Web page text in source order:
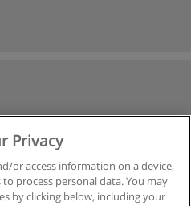
Privacy
or access information on a device,
process personal data. You may
by clicking below, including your